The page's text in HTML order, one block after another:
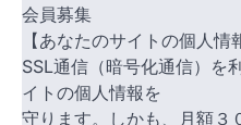
会員募集
【あなたのサイトの個人情
SSL通信（暗号化通信）を
イトの個人情報を
守ります。しかも、月額